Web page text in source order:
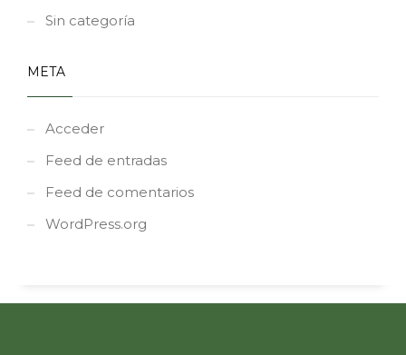
Sin categoría
META
Acceder
Feed de entradas
Feed de comentarios
WordPress.org